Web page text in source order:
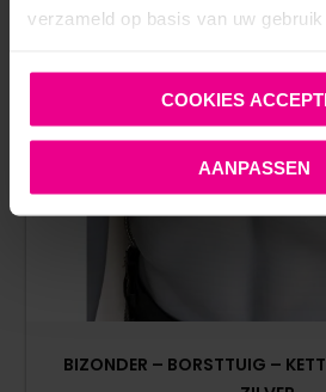
verzameld op basis van uw
COOKIES
AANPASSEN
BIZONDER – BORSTTUIG –